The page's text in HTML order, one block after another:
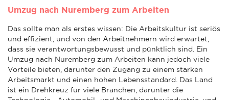
Umzug nach Nuremberg zum Arbeiten
Das sollte man als erstes wissen: Die Arbeitskultur ist seriös
und effizient, und von den Arbeitnehmern wird erwartet,
dass sie verantwortungsbewusst und pünktlich sind. Ein
Umzug nach Nuremberg zum Arbeiten kann jedoch viele
Vorteile bieten, darunter den Zugang zu einem starken
Arbeitsmarkt und einen hohen Lebensstandard. Das Land
ist ein Drehkreuz für viele Branchen, darunter die